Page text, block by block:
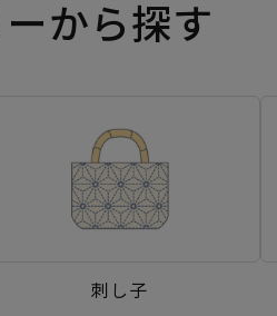
から探す
刺し子